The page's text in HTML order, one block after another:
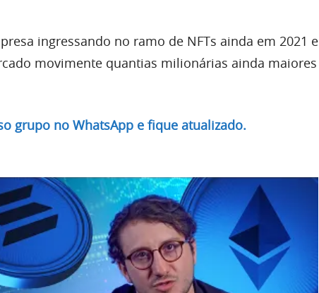
ingressando no ramo de NFTs ainda em 2021 e
movimente quantias milionárias ainda maiores
grupo no WhatsApp e fique atualizado.